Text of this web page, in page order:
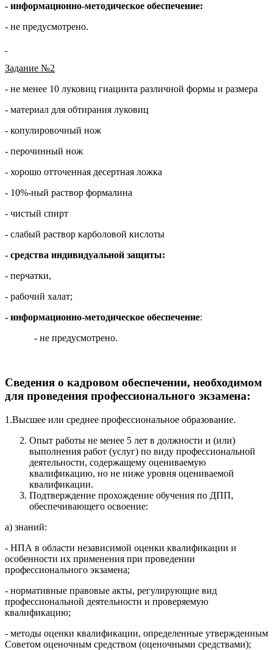
- информационно-методическое обеспечение:
- не предусмотрено.
Задание №2
- не менее 10 луковиц гиацинта различной формы и размера
- материал для обтирания луковиц
- копулировочный нож
- перочинный нож
- хорошо отточенная десертная ложка
- 10%-ный раствор формалина
- чистый спирт
- слабый раствор карболовой кислоты
- средства индивидуальной защиты:
- перчатки,
- рабочий халат;
- информационно-методическое обеспечение:
- не предусмотрено.
Сведения о кадровом обеспечении, необходимом
для проведения профессионального экзамена:
1.Высшее или среднее профессиональное образование.
Опыт работы не менее 5 лет в должности и (или)
выполнения работ (услуг) по виду профессиональной
деятельности, содержащему оцениваемую
квалификацию, но не ниже уровня оцениваемой
квалификации.
Подтверждение прохождение обучения по ДПП,
обеспечивающего освоение:
а) знаний:
- НПА в области независимой оценки квалификации и
особенности их применения при проведении
профессионального экзамена;
- нормативные правовые акты, регулирующие вид
профессиональной деятельности и проверяемую
квалификацию;
- методы оценки квалификации, определенные утвержденным
Советом оценочным средством (оценочными средствами);